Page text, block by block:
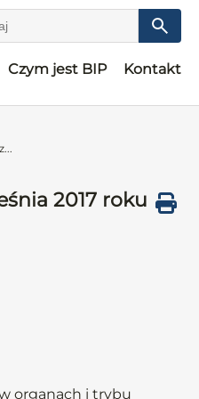
Czym jest BIP Kontakt
2017 roku
organach i trybu